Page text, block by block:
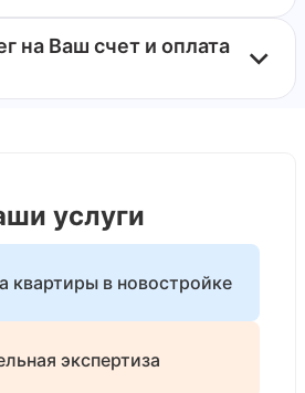
на Ваш счет и оплата
услуги
квартиры в новостройке
экспертиза